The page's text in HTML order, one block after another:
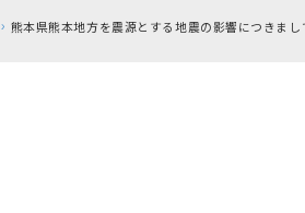
熊本県熊本地方を震源とする地震の影響につきまして